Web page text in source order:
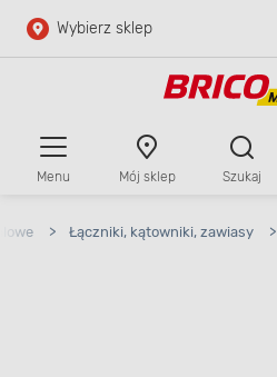
Przejdź do głównej zawartości
Wybierz sklep
Menu Mój sklep Szukaj
> Łączniki, kątowniki, zawiasy >